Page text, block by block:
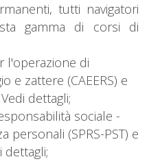
tutti navigatori
gamma di corsi di
l'operazione di
e zattere (CAEERS) e
dettagli;
sociale -
personali (SPRS-PST) e
dettagli;